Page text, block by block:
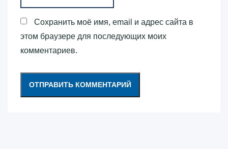
Сохранить моё имя, email и адрес сайта в
этом браузере для последующих моих
комментариев.